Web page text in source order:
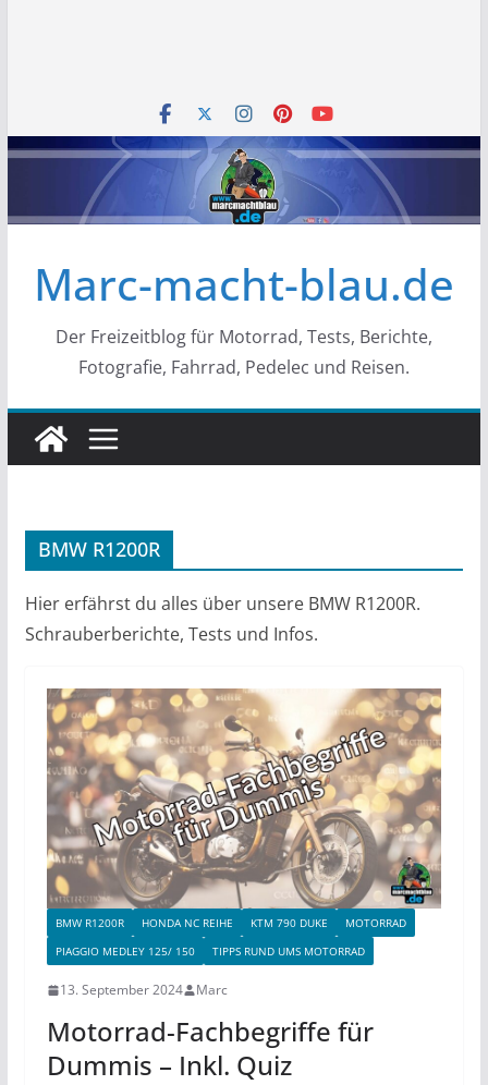
Marc-macht-blau.de
Der Freizeitblog für Motorrad, Tests, Berichte,
Fotografie, Fahrrad, Pedelec und Reisen.
BMW R1200R
Hier erfährst du alles über unsere BMW R1200R.
Schrauberberichte, Tests und Infos.
BMW R1200R HONDA NC REIHE KTM 790 DUKE
MOTORRAD
PIAGGIO MEDLEY 125/ 150
TIPPS RUND UMS MOTORRAD
13. September 2024 Marc
Motorrad-Fachbegriffe für
Dummis – Inkl. Quiz